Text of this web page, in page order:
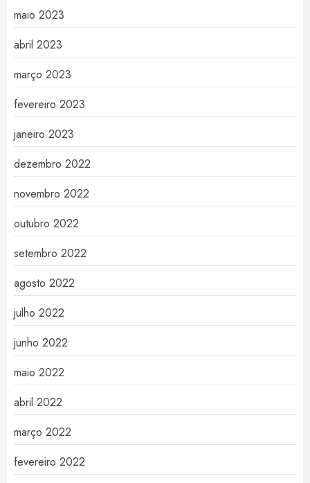
maio 2023
abril 2023
março 2023
fevereiro 2023
janeiro 2023
dezembro 2022
novembro 2022
outubro 2022
setembro 2022
agosto 2022
julho 2022
junho 2022
maio 2022
abril 2022
março 2022
fevereiro 2022